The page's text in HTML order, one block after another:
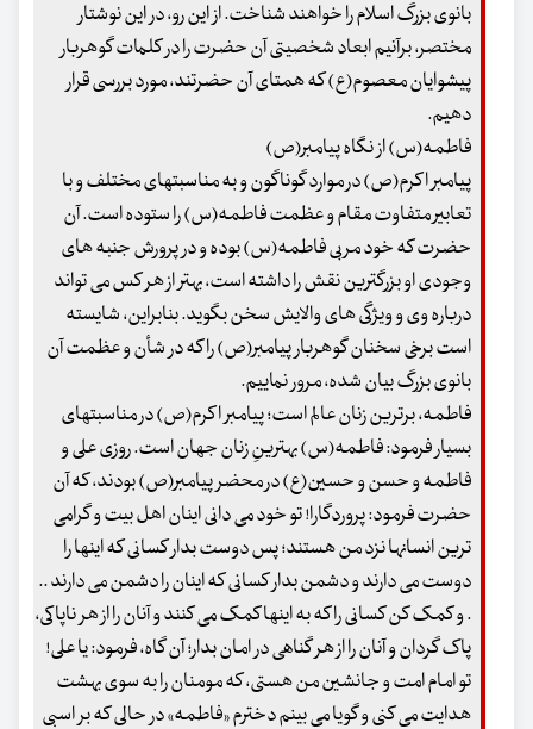
بانوی بزرگ اسلام را خواهند شناخت. از این رو، در این نوشتار
مختصر، برآنیم ابعاد شخصیتی آن حضرت را در کلمات گوهربار
پیشوایان معصوم(ع) که همتای آن حضرتند، مورد بررسی قرار
دهیم.
فاطمه(س) از نگاه پیامبر(ص)
پیامبر اکرم(ص) در موارد گوناگون و به مناسبتهای مختلف و با
تعابیر متفاوت مقام و عظمت فاطمه(س) را ستوده است. آن
حضرت که خود مربی فاطمه(س) بوده و در پرورش جنبه های
وجودی او بزرگترین نقش را داشته است، بهتر از هر کس می تواند
درباره وی و ویژگی های والایش سخن بگوید. بنابراین، شایسته
است برخی سخنان گوهربار پیامبر(ص) را که در شأن و عظمت آن
بانوی بزرگ بیان شده، مرور نماییم.
فاطمه، برترین زنان عالم است؛ پیامبر اکرم(ص) در مناسبتهای
بسیار فرمود: فاطمه(س) بهترینِ زنان جهان است. روزی علی و
فاطمه و حسن و حسین(ع) در محضر پیامبر(ص) بودند، که آن
حضرت فرمود: پروردگارا! تو خود می دانی اینان اهل بیت و گرامی
ترین انسانها نزد من هستند؛ پس دوست بدار کسانی که اینها را
دوست می دارند و دشمن بدار کسانی که اینان را دشمن می دارند ..
. و کمک کن کسانی را که به اینها کمک می کنند و آنان را از هر ناپاکی،
پاک گردان و آنان را از هر گناهی در امان بدار؛ آن گاه، فرمود: یا علی!
تو امام امت و جانشین من هستی، که مومنان را به سوی بهشت
هدایت می کنی و گویا می بینم دخترم «فاطمه» در حالی که بر اسبی